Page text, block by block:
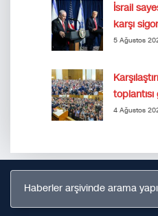
İsrail
karşı
5 Ağustos
4 Ağustos
Haberler arşivinde arama